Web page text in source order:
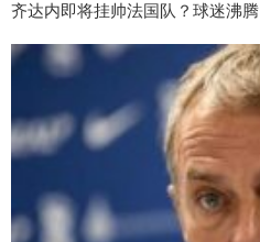
齐达内即将挂帅法国队？球迷沸